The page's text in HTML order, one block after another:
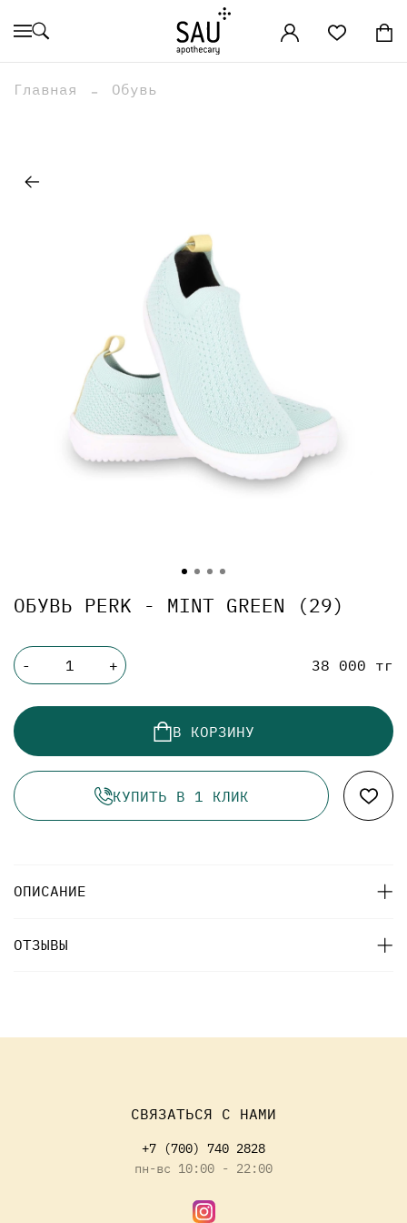
Главная Обувь
ОБУВЬ PERK - MINT GREEN (29)
- + 38 000 тг
В КОРЗИНУ
КУПИТЬ В 1 КЛИК
ОПИСАНИЕ
ОТЗЫВЫ
СВЯЗАТЬСЯ С НАМИ
+7 (700) 740 2828
пн-вс 10:00 - 22:00